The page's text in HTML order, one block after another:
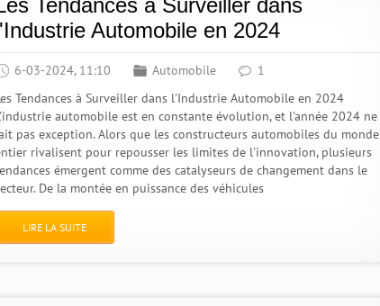
Tendances à Surveiller dans
Automobile en 2024
6-03-2024, 11:10 Automobile
1
Tendances à Surveiller dans l'Industrie Automobile en 2024
automobile est en constante évolution, et l'année 2024 ne
pas exception. Alors que les constructeurs automobiles du monde
rivalisent pour repousser les limites de l'innovation, plusieurs
émergent comme des catalyseurs de changement dans le
De la montée en puissance des véhicules
LIRE LA SUITE